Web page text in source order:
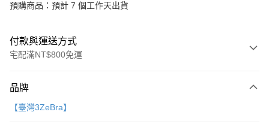
預購商品：預計 7 個工作天出貨
付款與運送方式
宅配滿NT$800免運
信用卡一次付款
品牌
【臺灣3ZeBra】